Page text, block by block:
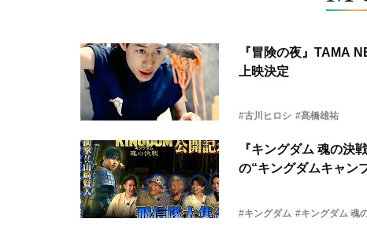
『冒険の夜』TAMA
上映決定
#古川ヒロシ #髙橋雄祐
『キングダム 魂の決
の“キングダムキャン
#キングダム #キングダム 魂